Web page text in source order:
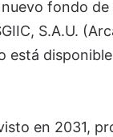
fondo
S.A.U.
está
en 2031,